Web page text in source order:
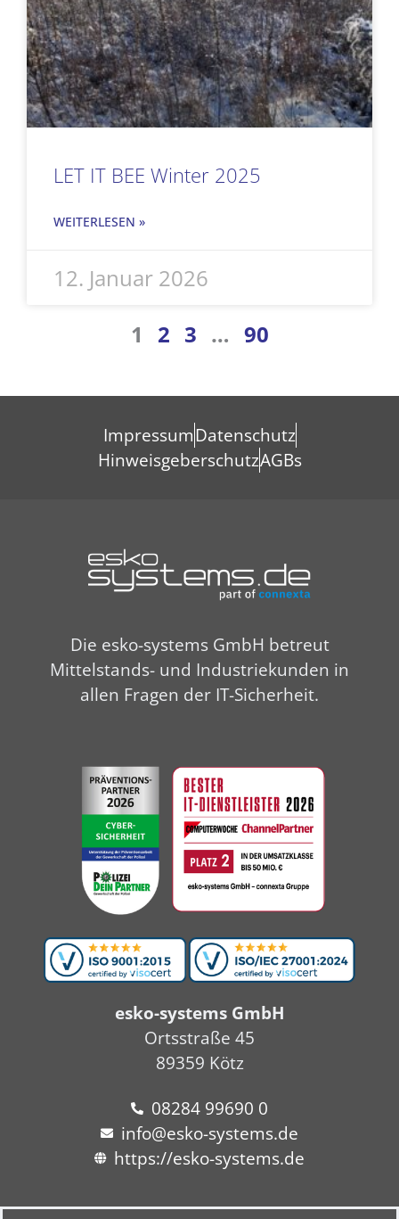
LET IT BEE Winter 2025
WEITERLESEN »
12. Januar 2026
1 2 3 … 90
ImpressumDatenschutz
HinweisgeberschutzAGBs
Die esko-systems GmbH betreut
Mittelstands- und Industriekunden in
allen Fragen der IT-Sicherheit.
esko-systems GmbH
Ortsstraße 45
89359 Kötz
08284 99690 0
info@esko-systems.de
https://esko-systems.de